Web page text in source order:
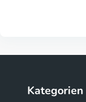
Kategorien